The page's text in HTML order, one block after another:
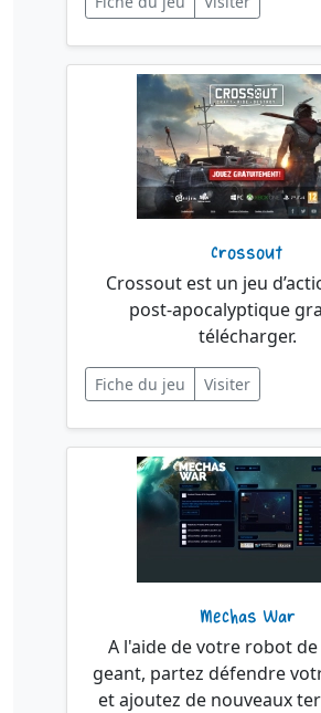
Crossout
Crossout est un jeu
post-apocalyptique
télécharger.
Fiche du jeu Visiter
Mechas War
A l'aide de votre robot
geant, partez défendre
et ajoutez de nouveaux